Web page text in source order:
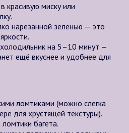
красивую миску или
нарезанной зеленью — это
на 5–10 минут —
ещё вкуснее и удобнее для
ломтиками (можно слегка
для хрустящей текстуры).
багета.